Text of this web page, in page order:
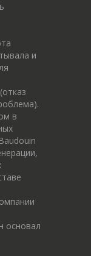
и
в
основал